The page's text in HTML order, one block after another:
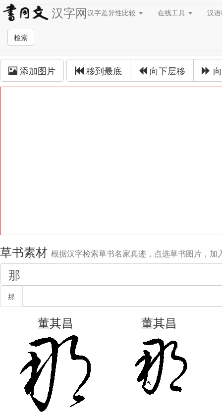
汉字网汉字差异性比较 在线工具 汉
检索
草书在线
添加图片 移到最底 向下层移
草书素材 根据汉字检索草书名家真迹，点选草书图片，加
那
董其昌 董其昌